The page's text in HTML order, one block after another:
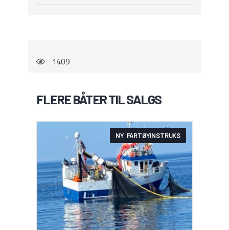
1409
FLERE BÅTER TIL SALGS
NY FARTØYINSTRUKS